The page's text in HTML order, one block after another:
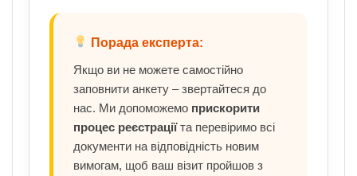
Порада експерта:
Якщо ви не можете самостійно
заповнити анкету – звертайтеся до
нас. Ми допоможемо прискорити
процес реєстраціїта перевіримо всі
документи на відповідність новим
вимогам, щоб ваш візит пройшов з